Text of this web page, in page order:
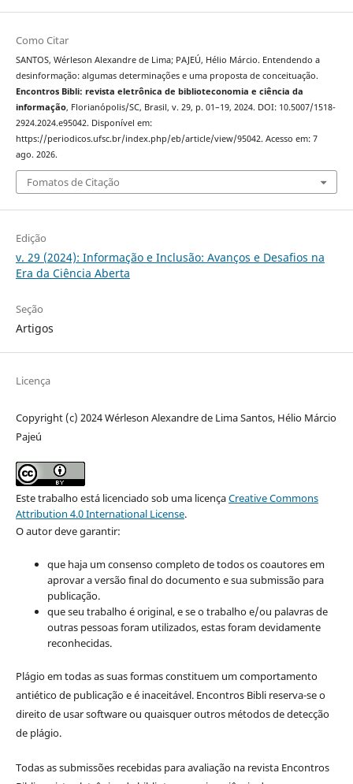
Como Citar
SANTOS, Wérleson Alexandre de Lima; PAJEÚ, Hélio Márcio. Entendendo a
desinformação: algumas determinações e uma proposta de conceituação.
Encontros Bibli: revista eletrônica de biblioteconomia e ciência da
informação, Florianópolis/SC, Brasil, v. 29, p. 01–19, 2024. DOI: 10.5007/1518-
2924.2024.e95042. Disponível em:
https://periodicos.ufsc.br/index.php/eb/article/view/95042. Acesso em: 7
ago. 2026.
Fomatos de Citação
Edição
v. 29 (2024): Informação e Inclusão: Avanços e Desafios na
Era da Ciência Aberta
Seção
Artigos
Licença
Copyright (c) 2024 Wérleson Alexandre de Lima Santos, Hélio Márcio
Pajeú
Este trabalho está licenciado sob uma licençaCreative Commons
Attribution 4.0 International License.
O autor deve garantir:
que haja um consenso completo de todos os coautores em
aprovar a versão final do documento e sua submissão para
publicação.
que seu trabalho é original, e se o trabalho e/ou palavras de
outras pessoas foram utilizados, estas foram devidamente
reconhecidas.
Plágio em todas as suas formas constituem um comportamento
antiético de publicação e é inaceitável. Encontros Bibli reserva-se o
direito de usar software ou quaisquer outros métodos de detecção
de plágio.
Todas as submissões recebidas para avaliação na revista Encontros